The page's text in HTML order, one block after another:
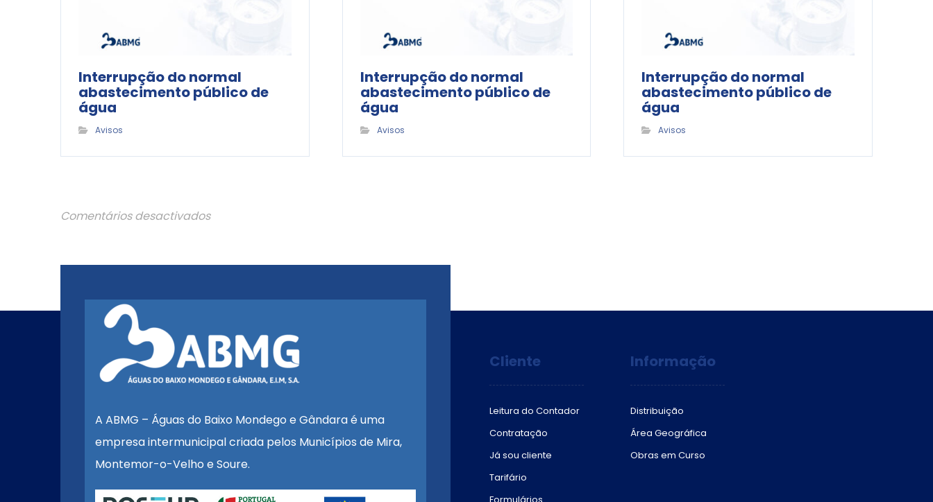
Interrupção do normal
abastecimento público de
água
Avisos
Interrupção do normal
abastecimento público de
água
Avisos
Interrupção do normal
abastecimento público de
água
Avisos
Comentários desactivados
A ABMG – Águas do Baixo Mondego e Gândara é uma
empresa intermunicipal criada pelos Municípios de Mira,
Montemor-o-Velho e Soure.
Cliente
Leitura do Contador
Contratação
Já sou cliente
Tarifário
Formulários
Informação
Distribuição
Área Geográfica
Obras em Curso